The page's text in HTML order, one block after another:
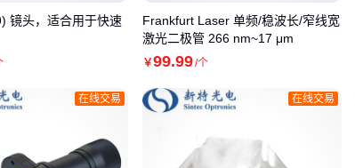
镜头，适合用于快速
Frankfurt Laser 单频/稳波长/窄线宽
激光二极管 266 nm~17 μm
￥99.99/个
在线交易 在线交易